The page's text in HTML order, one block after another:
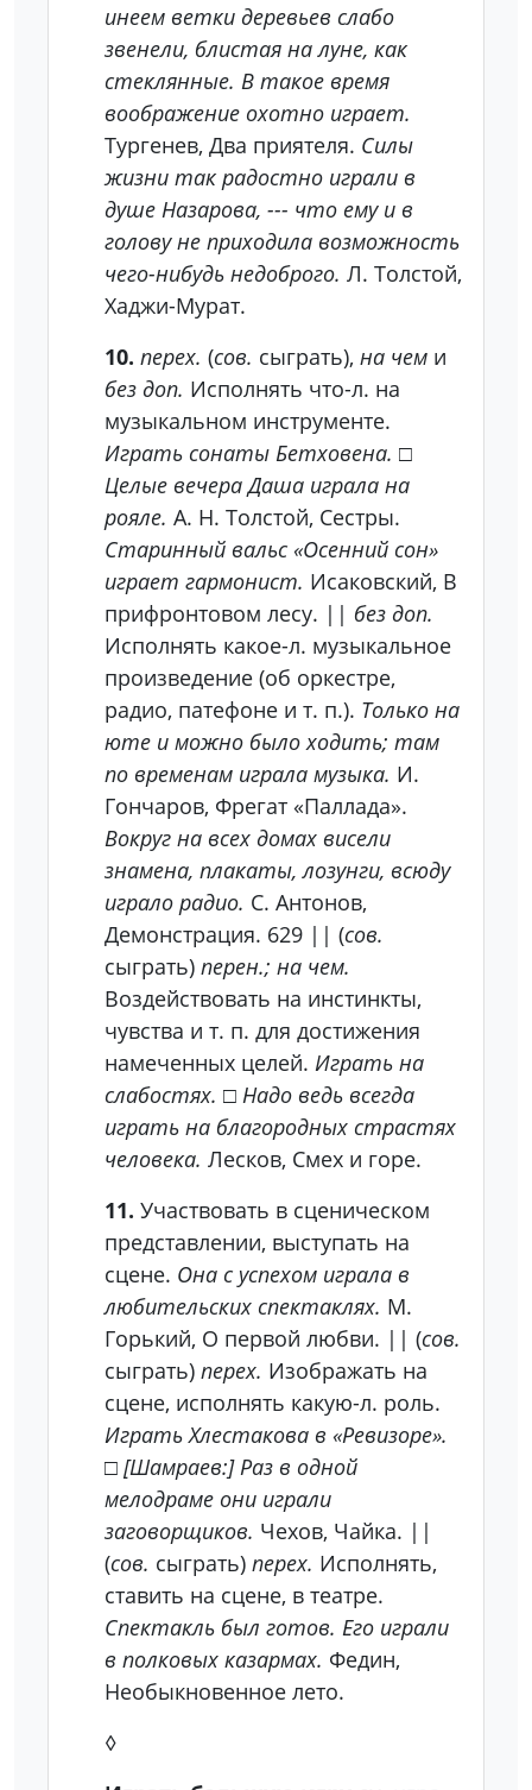
инеем ветки деревьев слабо
звенели, блистая на луне, как
стеклянные. В такое время
воображение охотно играет.
Тургенев, Два приятеля. Силы
жизни так радостно играли в
душе Назарова, --- что ему и в
голову не приходила возможность
чего-нибудь недоброго. Л. Толстой,
Хаджи-Мурат.
10. перех. (сов. сыграть), на чем и
без доп. Исполнять что-л. на
музыкальном инструменте.
Играть сонаты Бетховена. □
Целые вечера Даша играла на
рояле. А. Н. Толстой, Сестры.
Старинный вальс «Осенний сон»
играет гармонист. Исаковский, В
прифронтовом лесу. || без доп.
Исполнять какое-л. музыкальное
произведение (об оркестре,
радио, патефоне и т. п.). Только на
юте и можно было ходить; там
по временам играла музыка. И.
Гончаров, Фрегат «Паллада».
Вокруг на всех домах висели
знамена, плакаты, лозунги, всюду
играло радио. С. Антонов,
Демонстрация. 629 || (сов.
сыграть) перен.; на чем.
Воздействовать на инстинкты,
чувства и т. п. для достижения
намеченных целей. Играть на
слабостях. □ Надо ведь всегда
играть на благородных страстях
человека. Лесков, Смех и горе.
11. Участвовать в сценическом
представлении, выступать на
сцене. Она с успехом играла в
любительских спектаклях. М.
Горький, О первой любви. || (сов.
сыграть) перех. Изображать на
сцене, исполнять какую-л. роль.
Играть Хлестакова в «Ревизоре».
□ [Шамраев:] Раз в одной
мелодраме они играли
заговорщиков. Чехов, Чайка. ||
(сов. сыграть) перех. Исполнять,
ставить на сцене, в театре.
Спектакль был готов. Его играли
в полковых казармах. Федин,
Необыкновенное лето.
◊